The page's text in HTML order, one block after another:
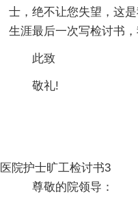
士，绝不让您失望，这
生涯最后一次写检讨书，
此致
敬礼!
医院护士旷工检讨书3
尊敬的院领导：